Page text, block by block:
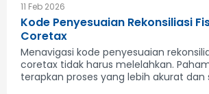
11 Feb 2026
Kode Penyesuaian Rekonsiliasi
Coretax
Menavigasi kode penyesuaian
coretax tidak harus melelahkan.
terapkan proses yang lebih akurat dan